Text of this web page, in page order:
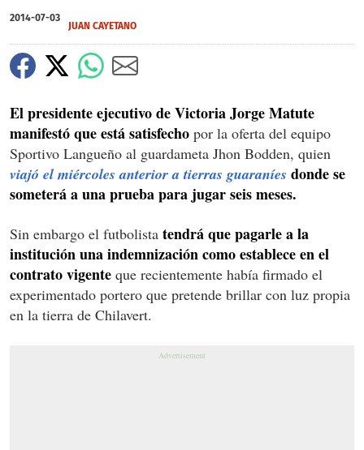
2014-07-03
JUAN CAYETANO
El presidente ejecutivo de Victoria Jorge Matute
manifestó que está satisfecho por la oferta del equipo
Sportivo Langueño al guardameta Jhon Bodden, quien
viajó el miércoles anterior a tierras guaraníes donde se
someterá a una prueba para jugar seis meses.
Sin embargo el futbolista tendrá que pagarle a la
institución una indemnización como establece en el
contrato vigente que recientemente había firmado el
experimentado portero que pretende brillar con luz propia
en la tierra de Chilavert.